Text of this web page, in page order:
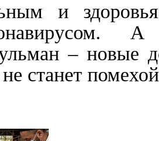
и
– новые
станет